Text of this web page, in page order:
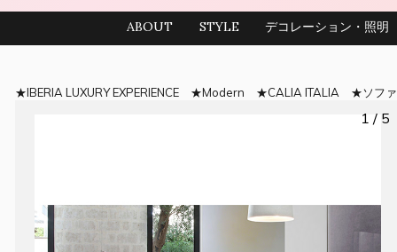
ABOUT STYLE デコレーション・照明
IBERIA LUXURY EXPERIENCE Modern CALIA ITALIA ソファ
1 / 5